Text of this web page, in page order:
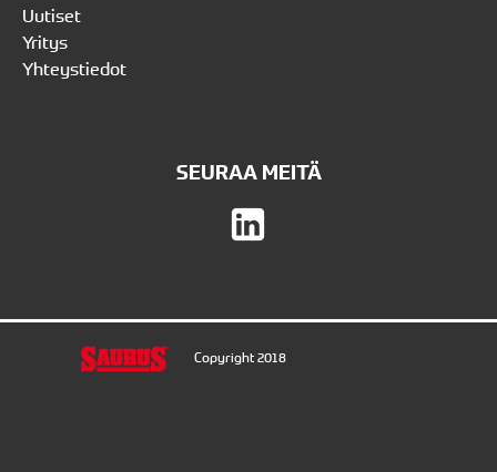
Uutiset
Yritys
Yhteystiedot
SEURAA MEITÄ
Copyright 2018